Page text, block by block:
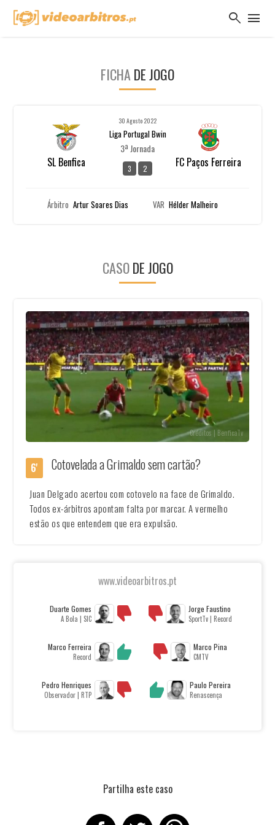
search menu
FICHA DE JOGO
SL Benfica
30 Agosto 2022
Liga Portugal Bwin
3ª Jornada
3 2 FC Paços Ferreira
Árbitro Artur Soares Dias VAR Hélder Malheiro
CASODE JOGO
Créditos | BenficaTv
6' Cotovelada a Grimaldo sem cartão?
Juan Delgado acertou com cotovelo na face de Grimaldo.
Todos ex-árbitros apontam falta por marcar. A vermelho
estão os que entendem que era expulsão.
www.videoarbitros.pt
Duarte Gomes
A Bola | SIC
Jorge Faustino
SportTv | Record
Marco Ferreira
Record
Marco Pina
CMTV
Pedro Henriques
Observador | RTP
Paulo Pereira
Renascença
Partilha este caso